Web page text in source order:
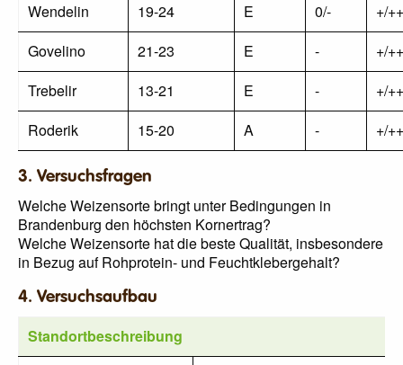
Wendelin
19-24 E 0/-
+/++
Govelino
21-23 E -
+/++
Trebelir
13-21 E -
+/++
Roderik
15-20 A - +/++
3. Versuchsfragen
Welche Weizensorte bringt unter Bedingungen in
Brandenburg den höchsten Kornertrag?
Welche Weizensorte hat die beste Qualität, insbesondere
in Bezug auf Rohprotein- und Feuchtklebergehalt?
4. Versuchsaufbau
Standortbeschreibung